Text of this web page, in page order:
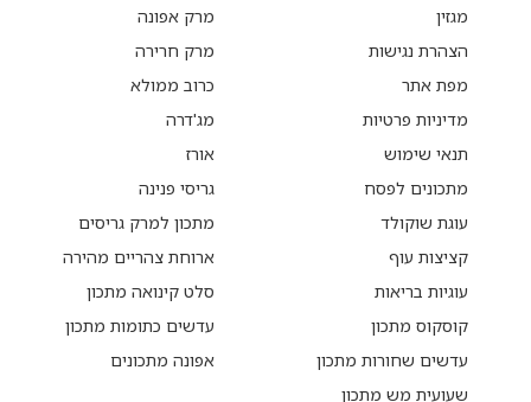
מגזין
הצהרת נגישות
מפת אתר
מדיניות פרטיות
תנאי שימוש
מתכונים לפסח
עוגת שוקולד
קציצות עוף
עוגיות בריאות
קוסקוס מתכון
עדשים שחורות מתכון
שעועית מש מתכון
מרק אפונה
מרק חרירה
כרוב ממולא
מג'דרה
אורז
גריסי פנינה
מתכון למרק גריסים
ארוחת צהריים מהירה
סלט קינואה מתכון
עדשים כתומות מתכון
אפונה מתכונים